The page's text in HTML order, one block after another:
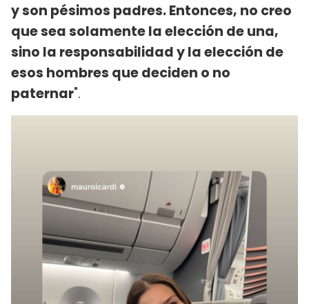
y son pésimos padres. Entonces, no creo
que sea solamente la elección de una,
sino la responsabilidad y la elección de
esos hombres que deciden o no
paternar".